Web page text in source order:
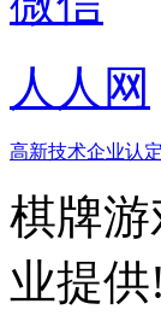
人人网
高新技术企业认
棋牌
业提供!